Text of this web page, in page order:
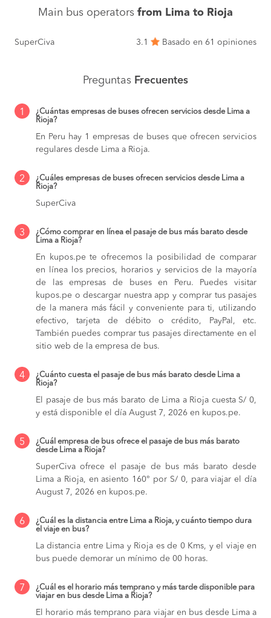
Main bus operators from Lima to Rioja
SuperCiva 3.1 Basado en 61 opiniones
Preguntas Frecuentes
1
¿Cuántas empresas de buses ofrecen servicios desde Lima a
Rioja?
En Peru hay 1 empresas de buses que ofrecen servicios
regulares desde Lima a Rioja.
2
¿Cuáles empresas de buses ofrecen servicios desde Lima a
Rioja?
SuperCiva
3
¿Cómo comprar en línea el pasaje de bus más barato desde
Lima a Rioja?
En kupos.pe te ofrecemos la posibilidad de comparar
en línea los precios, horarios y servicios de la mayoría
de las empresas de buses en Peru. Puedes visitar
kupos.pe o descargar nuestra app y comprar tus pasajes
de la manera más fácil y conveniente para ti, utilizando
efectivo, tarjeta de débito o crédito, PayPal, etc.
También puedes comprar tus pasajes directamente en el
sitio web de la empresa de bus.
4
¿Cuánto cuesta el pasaje de bus más barato desde Lima a
Rioja?
El pasaje de bus más barato de Lima a Rioja cuesta S/ 0,
y está disponible el día August 7, 2026 en kupos.pe.
5
¿Cuál empresa de bus ofrece el pasaje de bus más barato
desde Lima a Rioja?
SuperCiva ofrece el pasaje de bus más barato desde
Lima a Rioja, en asiento 160° por S/ 0, para viajar el día
August 7, 2026 en kupos.pe.
6
¿Cuál es la distancia entre Lima a Rioja, y cuánto tiempo dura
el viaje en bus?
La distancia entre Lima y Rioja es de 0 Kms, y el viaje en
bus puede demorar un mínimo de 00 horas.
7
¿Cuál es el horario más temprano y más tarde disponible para
viajar en bus desde Lima a Rioja?
El horario más temprano para viajar en bus desde Lima a